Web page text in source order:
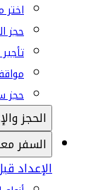
حجز
حجز
الحجز
السفر
الإعداد